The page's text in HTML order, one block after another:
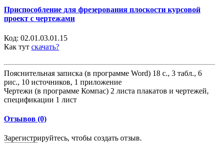
Приспособление для фрезерования плоскости курсовой
проект с чертежами
Код: 02.01.03.01.15
Как тут скачать?
Пояснительная записка (в программе Word) 18 с., 3 табл., 6
рис., 10 источников, 1 приложение
Чертежи (в программе Компас) 2 листа плакатов и чертежей,
спецификации 1 лист
Отзывов (0)
Зарегистрируйтесь, чтобы создать отзыв.